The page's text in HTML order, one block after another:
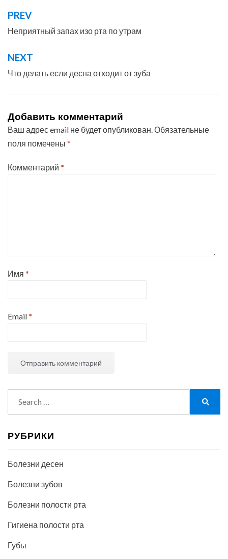
Навигация
по
записям
PREV
Неприятный запах изо рта по утрам
NEXT
Что делать если десна отходит от зуба
Добавить комментарий
Ваш адрес email не будет опубликован.Обязательные
поля помечены *
Комментарий *
Имя *
Email*
for:
РУБРИКИ
Болезни десен
Болезни зубов
Болезни полости рта
Гигиена полости рта
Губы